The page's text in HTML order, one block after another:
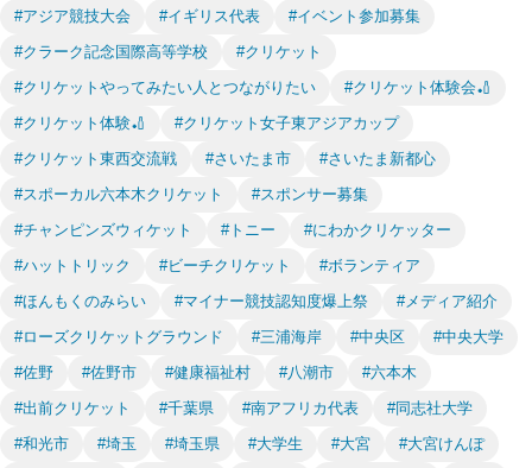
#アジア競技大会
#イギリス代表
#イベント参加募集
#クラーク記念国際高等学校
#クリケット
#クリケットやってみたい人とつながりたい
#クリケット体験会🏏
#クリケット体験🏏
#クリケット女子東アジアカップ
#クリケット東西交流戦
#さいたま市
#さいたま新都心
#スポーカル六本木クリケット
#スポンサー募集
#チャンピンズウィケット
#トニー
#にわかクリケッター
#ハットトリック
#ビーチクリケット
#ボランティア
#ほんもくのみらい
#マイナー競技認知度爆上祭
#メディア紹介
#ローズクリケットグラウンド
#三浦海岸 #中央区
#中央大学
#佐野
#佐野市 #健康福祉村 #八潮市
#六本木
#出前クリケット
#千葉県 #南アフリカ代表
#同志社大学
#和光市
#埼玉 #埼玉県 #大学生 #大宮
#大宮けんぽ